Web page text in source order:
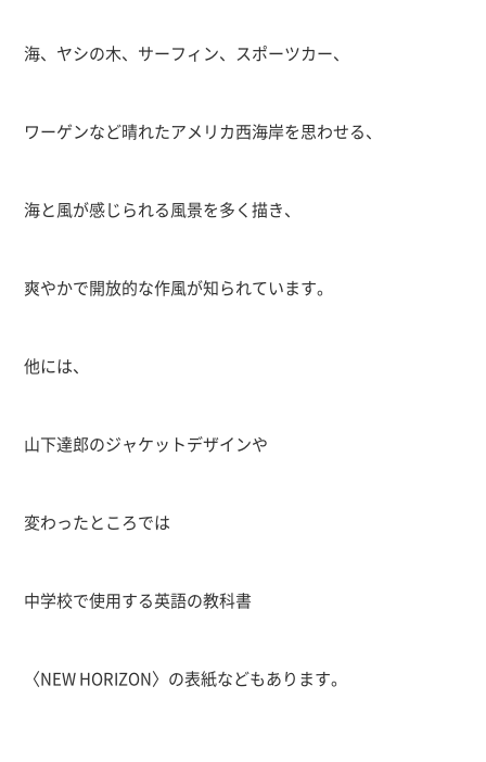
海、ヤシの木、サーフィン、スポーツカー、
ワーゲンなど晴れたアメリカ西海岸を思わせる、
海と風が感じられる風景を多く描き、
爽やかで開放的な作風が知られています。
他には、
山下達郎のジャケットデザインや
変わったところでは
中学校で使用する英語の教科書
〈NEW HORIZON〉の表紙などもあります。